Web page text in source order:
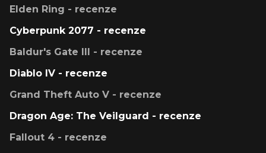
Elden Ring - recenze
Cyberpunk 2077 - recenze
Baldur's Gate III - recenze
Diablo IV - recenze
Grand Theft Auto V - recenze
Dragon Age: The Veilguard - recenze
Fallout 4 - recenze